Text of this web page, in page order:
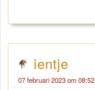
ientje
07 februari 2023 om 08:52